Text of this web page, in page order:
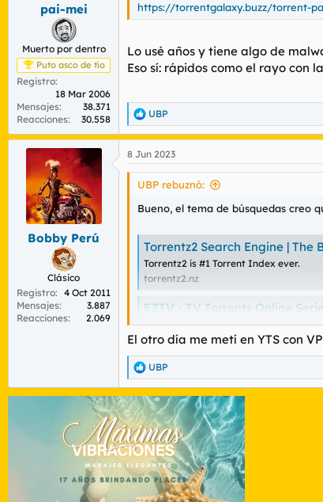
pai-mei
Muerto por dentro
Puto asco de tío
Registro
18 Mar 2006
Mensajes
38.371
Reacciones
30.558
https://torrentgalaxy.buzz/torrent-
Lo usé años y tiene algo de
Eso sí: rápidos como el rayo con
R
e
a
c
c
UBP
Bobby Perú
Clásico
Registro
4 Oct 2011
Mensajes
3.887
Reacciones
2.069
8 Jun 2023
UBP rebuznó:
Bueno, el tema de búsquedas creo
Torrentz2 Search Engine | The
Torrentz2 is #1 Torrent Index ever.
torrentz2.nz
EZTV - TV Torrents Online
EZTV, your one stop source for all
EZTV is releasing daily new episodes.
Torlock - The No Fakes Torrent
Torlock is a fast BitTorrent search
www.torlock.com
Ahora a ver el tema de contenidos,
El otro día me metí en YTS con
R
e
a
c
c
i
o
n
e
s
:
UBP